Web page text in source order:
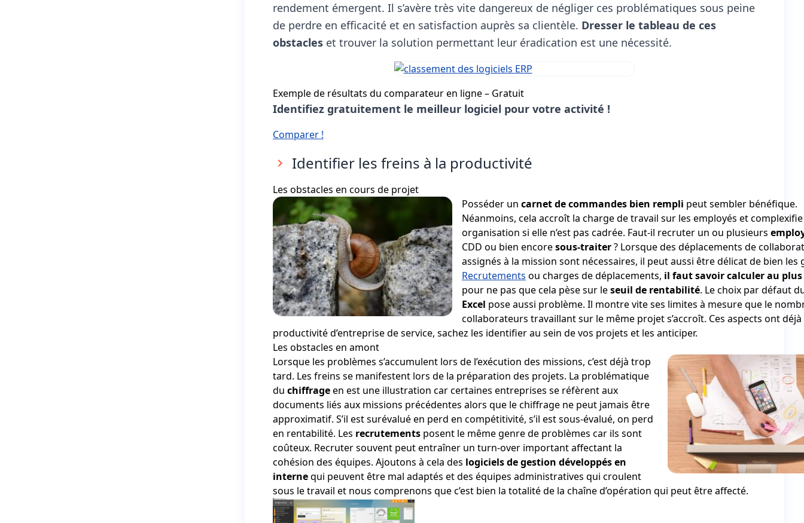
rendement émergent. Il s’avère très vite dangereux de négliger ces problématiques sous peine
de perdre en efficacité et en satisfaction auprès sa clientèle. Dresser le tableau de ces
obstacleset trouver la solution permettant leur éradication est une nécessité.
Exemple de résultats du comparateur en ligne – Gratuit
Identifiez gratuitement le meilleur logiciel pour votre activité !
Comparer !
Identifier les freins à la productivité
Les obstacles en cours de projet
Posséder un carnet de commandes bien rempli peut sembler bénéfique.
Néanmoins, cela accroît la charge de travail sur les employés et
organisation si elle n’est pas cadrée. Faut-il recruter un ou plusieurs
CDD ou bien encoresous-traiter? Lorsque des déplacements de
assignés à la mission sont nécessaires, il peut aussi être délicat de bien les
Recrutements ou charges de déplacements, il faut savoir calculer au
pour ne pas que cela pèse sur leseuil de rentabilité. Le choix par défaut
Excel pose aussi problème. Il montre vite ses limites à mesure que le
collaborateurs travaillant sur le même projet s’accroît. Ces aspects ont
productivité d’entreprise de service, sachez les identifier au sein de vos projets et les anticiper.
Les obstacles en amont
Lorsque les problèmes s’accumulent lors de l’exécution des missions, c’est déjà trop
tard. Les freins se manifestent lors de la préparation des projets. La problématique
du chiffrageen est une illustration car certaines entreprises se réfèrent aux
documents liés aux missions précédentes alors que le chiffrage ne peut jamais être
approximatif. S’il est surévalué en perd en compétitivité, s’il est sous-évalué, on perd
en rentabilité. Les recrutementsposent le même genre de problèmes car ils sont
coûteux. Recruter souvent peut entraîner un turn-over important affectant la
cohésion des équipes. Ajoutons à cela des logiciels de gestion développés en
internequi peuvent être mal adaptés et des équipes administratives qui croulent
sous le travail et nous comprenons que c’est bien la totalité de la chaîne d’opération qui peut être affecté.